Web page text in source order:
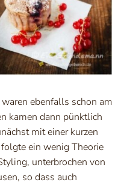
ebenfalls schon am
kamen dann pünktlich
mit einer kurzen
ein wenig Theorie
unterbrochen von
so dass auch